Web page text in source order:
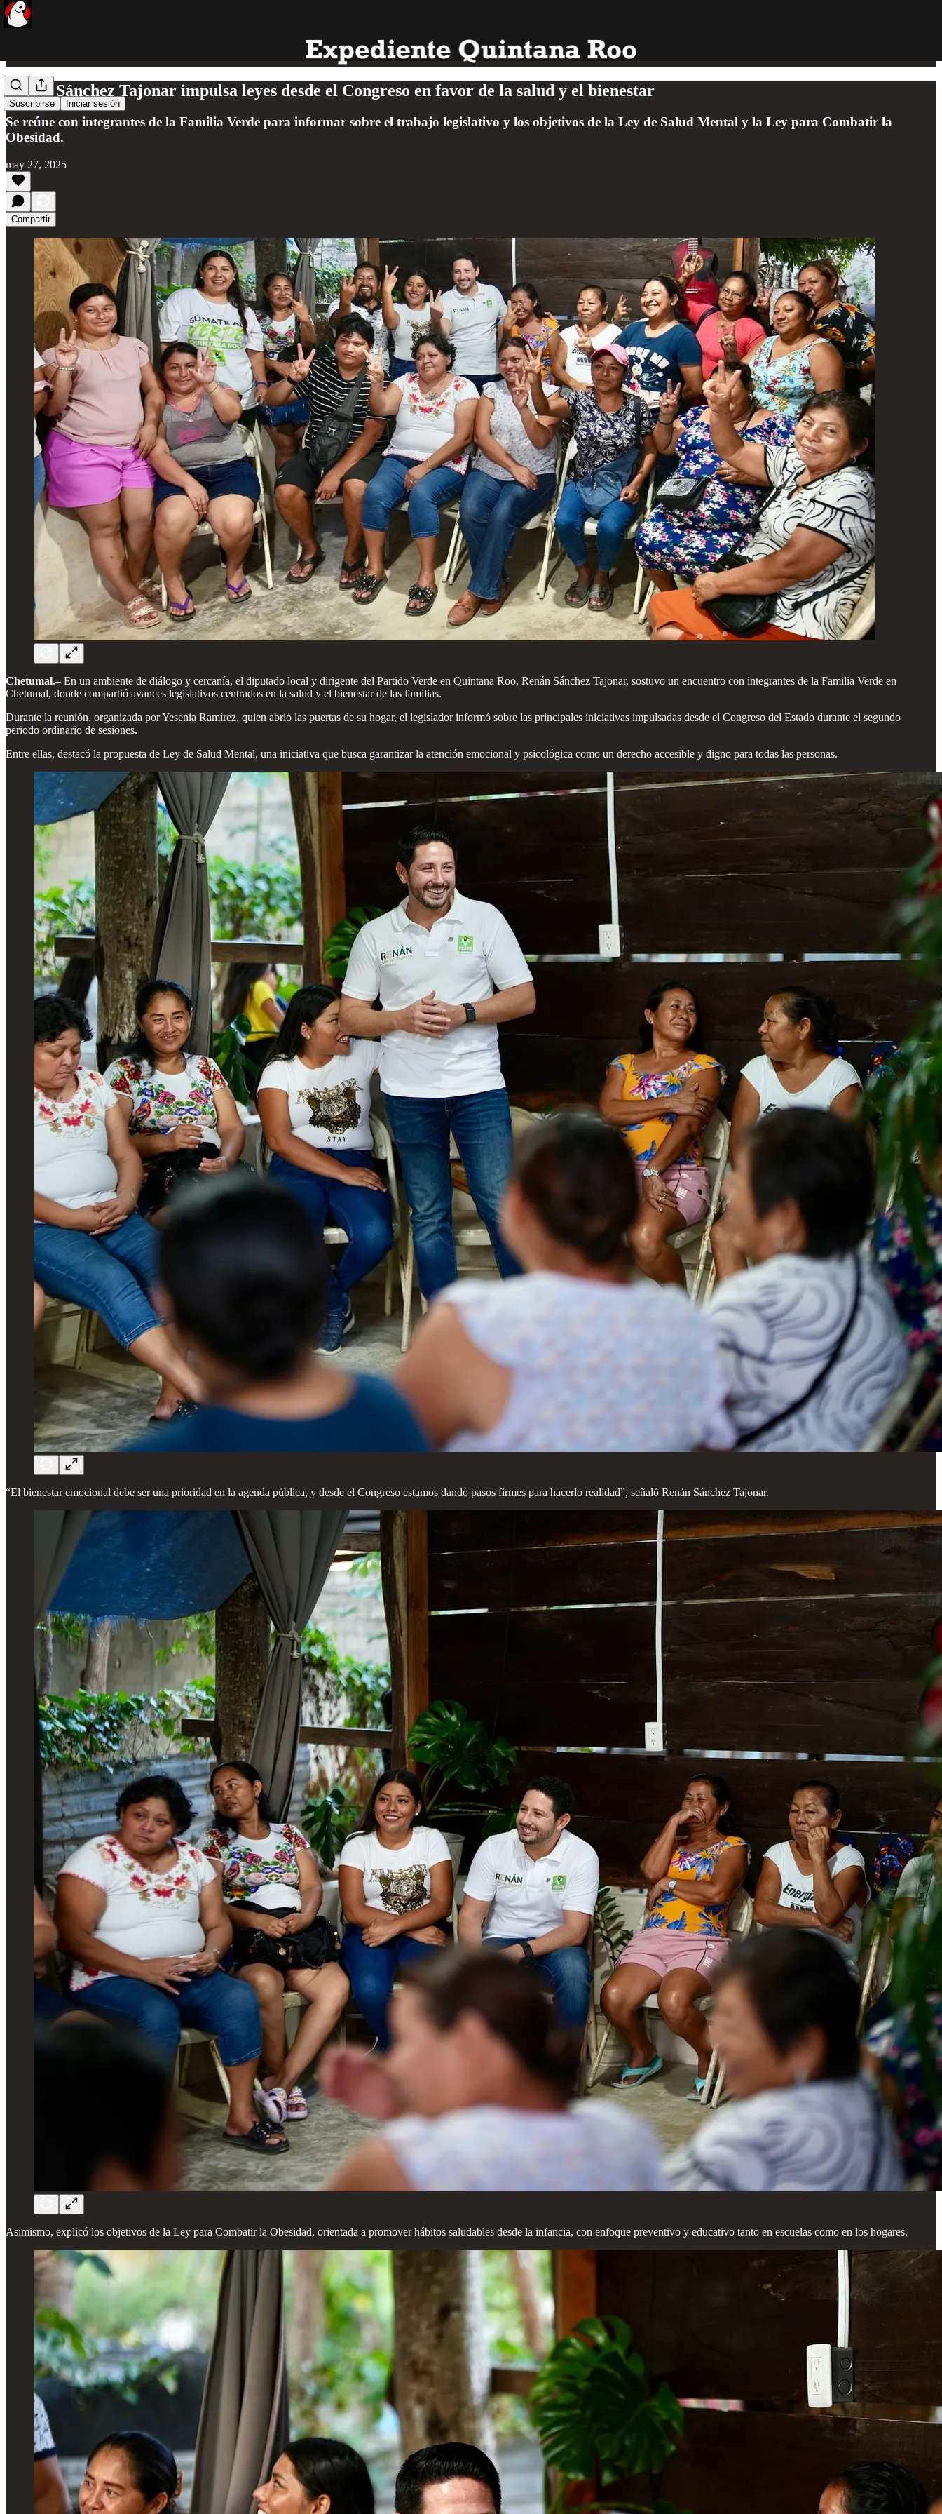
Suscribirse Iniciar sesión
Renán Sánchez Tajonar impulsa leyes desde el Congreso en favor de la salud y el bienestar
Se reúne con integrantes de la Familia Verde para informar sobre el trabajo legislativo y los objetivos de la Ley de Salud Mental y la Ley para Combatir la
Obesidad.
may 27, 2025
Compartir
Chetumal.–En un ambiente de diálogo y cercanía, el diputado local y dirigente del Partido Verde en Quintana Roo, Renán Sánchez Tajonar, sostuvo un encuentro con integrantes de la Familia Verde en
Chetumal, donde compartió avances legislativos centrados en la salud y el bienestar de las familias.
Durante la reunión, organizada por Yesenia Ramírez, quien abrió las puertas de su hogar, el legislador informó sobre las principales iniciativas impulsadas desde el Congreso del Estado durante el segundo
periodo ordinario de sesiones.
Entre ellas, destacó la propuesta de Ley de Salud Mental, una iniciativa que busca garantizar la atención emocional y psicológica como un derecho accesible y digno para todas las personas.
“El bienestar emocional debe ser una prioridad en la agenda pública, y desde el Congreso estamos dando pasos firmes para hacerlo realidad”, señaló Renán Sánchez Tajonar.
Asimismo, explicó los objetivos de la Ley para Combatir la Obesidad, orientada a promover hábitos saludables desde la infancia, con enfoque preventivo y educativo tanto en escuelas como en los hogares.